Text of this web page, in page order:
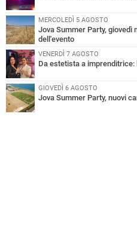
MERCOLEDÌ 5 AGOSTO
Jova Summer Party, giovedì
dell'evento
VENERDÌ 7 AGOSTO
Da estetista a
GIOVEDÌ 6 AGOSTO
Jova Summer Party, nuovi